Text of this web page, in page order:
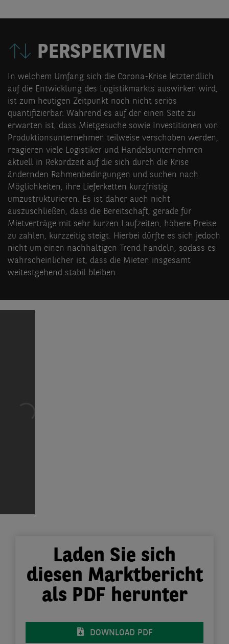
PERSPEKTIVEN
In welchem Umfang sich die Corona-Krise letztendlich
auf die Entwicklung des Logistikmarkts auswirken wird,
ist zum heutigen Zeitpunkt noch nicht seriös
quantifizierbar. Während es auf der einen Seite zu
erwarten ist, dass Mietgesuche sowie Investitionen von
Produktionsunternehmen teilweise verschoben werden,
reagieren viele Logistiker und Handelsunternehmen
aktuell in Rekordzeit auf die sich durch die Krise
ändernden Rahmenbedingungen und suchen nach
Möglichkeiten, ihre Lieferketten kurzfristig
umzustrukturieren. Es ist daher auch nicht
auszuschließen, dass die Bereitschaft, gerade für
Mietverträge mit sehr kurzen Laufzeiten, höhere Preise
zu zahlen, kurzzeitig steigt. Hierbei dürfte es sich jedoch
nicht um einen nachhaltigen Trend handeln, sodass es
wahrscheinlicher ist, dass die Mieten insgesamt
weitestgehend stabil bleiben.
Laden Sie sich
diesen Marktbericht
als PDF herunter
DOWNLOAD PDF